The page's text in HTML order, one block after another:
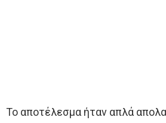
Το αποτέλεσμα ήταν απλά